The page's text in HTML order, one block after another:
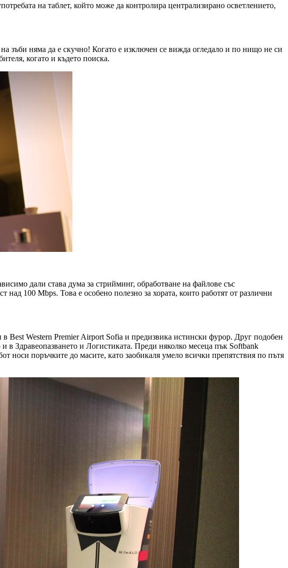
на таблет, който може да контролира централизирано осветлението,
зъби няма да е скучно! Когато е изключен се вижда огледало и по нищо не си
когато и където поиска.
дали става дума за стрийминг, обработване на файлове със
100 Мbps. Това е особено полезно за хората, които работят от различни
Western Premier Airport Sofia и предизвика истински фурор. Друг подобен
Здравеопазването и Логистиката. Преди няколко месеца пък Softbank
носи поръчките до масите, като заобикаля умело всички препятствия по пътя